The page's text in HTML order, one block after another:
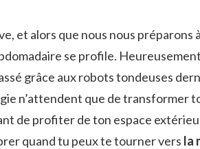
et alors que nous nous
se profile.
grâce aux robots tondeuses
n’attendent que de transformer
de profiter de ton espace
quand tu peux te tourner vers la